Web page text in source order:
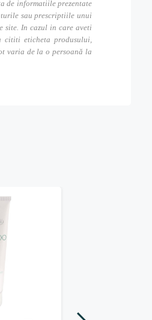
de informatiile prezentate
sau prescriptiile unui
site. In cazul in care aveti
cititi eticheta produsului,
varia de la o persoană la